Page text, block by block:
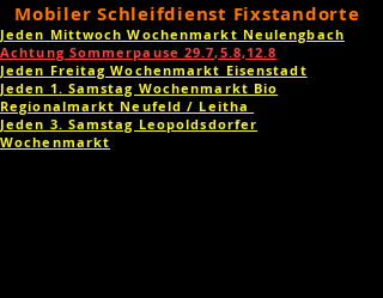
Mobiler Schleifdienst Fixstandorte
Jeden Mittwoch Wochenmarkt Neulengbach
Achtung Sommerpause 29.7,5.8,12.8
Jeden Freitag Wochenmarkt Eisenstadt
Jeden 1. Samstag Wochenmarkt Bio
Regionalmarkt Neufeld / Leitha
Jeden 3. Samstag Leopoldsdorfer
Wochenmarkt